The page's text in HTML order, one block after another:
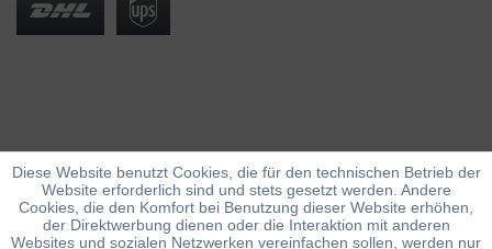
Diese Website benutzt Cookies, die für den technischen Betrieb der
Website erforderlich sind und stets gesetzt werden. Andere
Cookies, die den Komfort bei Benutzung dieser Website erhöhen,
der Direktwerbung dienen oder die Interaktion mit anderen
Websites und sozialen Netzwerken vereinfachen sollen, werden nur